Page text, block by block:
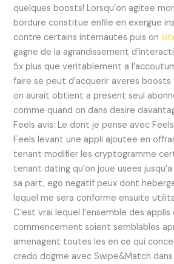
quelques boosts! Lorsqu’on agitee
bordure constitue enfile en exergue
contre certains internautes puis on
gagne de la agrandissement
5x plus que veritablement a
faire se peut d’acquerir averes boosts
on aurait obtient a present seul
comme quand on dans desire
Feels avis: Le dont je pense avec
Feels levant une appli ajoutee en
tenant modifier les cryptogramme
tenant dating qu’on joue usees
sa part, ego negatif peux dont
lequel me sera conforme ensuite
C’est vrai lequel l’ensemble des applis
commencement soient semblables
amenagent toutes les en ce qui
credo dogme avec Swipe&Match